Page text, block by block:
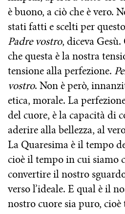
è buono, a ciò che è vero.
stati fatti e scelti per
Padre vostro, diceva
che questa è la nostra
tensione alla perfezione.
vostro. Non è però,
etica, morale. La
del cuore, è la capacità di
aderire alla bellezza, al
La Quaresima è il tempo
cioè il tempo in cui siamo
convertire il nostro
verso l’ideale. E qual è il
nostro cuore sia puro,